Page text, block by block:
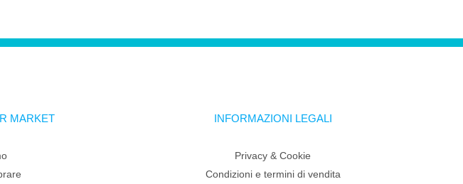
MARKET INFORMAZIONI LEGALI
Privacy & Cookie
Condizioni e termini di vendita